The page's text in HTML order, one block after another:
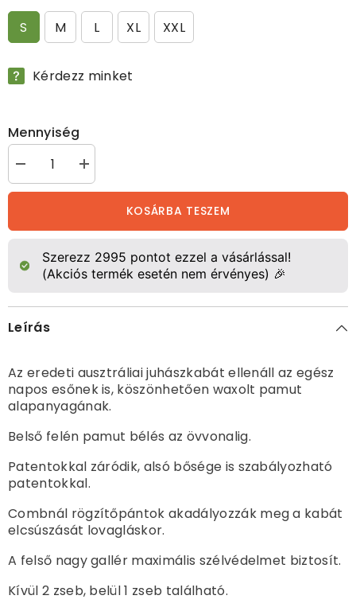
S M L XL XXL
Kérdezz minket
Mennyiség
Ausztrál
tipusú
esőkabát,
csökkentése
Ausztrál
tipusú
esőkabát,
mennyiségének
növelése
KOSÁRBA TESZEM
Szerezz 2995 pontot ezzel a vásárlással!
(Akciós termék esetén nem érvényes) 🎉
Leírás
Az eredeti ausztráliai juhászkabát ellenáll az egész
napos esőnek is, köszönhetően waxolt pamut
alapanyagának.
Belső felén pamut bélés az övvonalig.
Patentokkal záródik, alsó bősége is szabályozható
patentokkal.
Combnál rögzítőpántok akadályozzák meg a kabát
elcsúszását lovagláskor.
A felső nagy gallér maximális szélvédelmet biztosít.
Kívül 2 zseb, belül 1 zseb található.